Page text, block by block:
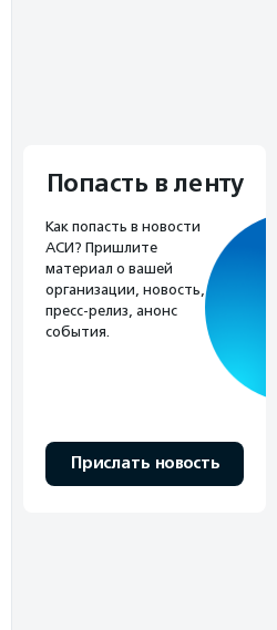
Попасть в ленту
Как попасть в новости
АСИ? Пришлите
материал о вашей
организации, новость,
пресс-релиз, анонс
события.
Прислать новость